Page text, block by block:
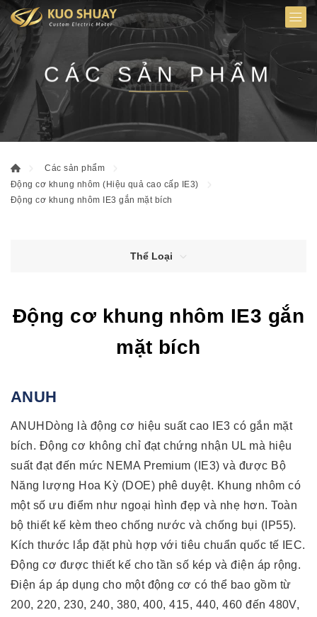
CÁC SẢN PHẨM
Các sản phẩm
Động cơ khung nhôm (Hiệu quả cao cấp IE3)
Động cơ khung nhôm IE3 gắn mặt bích
Thể Loại
Động cơ khung nhôm IE3 gắn
mặt bích
ANUH
ANUHDòng là động cơ hiệu suất cao IE3 có gắn mặt
bích. Động cơ không chỉ đạt chứng nhận UL mà hiệu
suất đạt đến mức NEMA Premium (IE3) và được Bộ
Năng lượng Hoa Kỳ (DOE) phê duyệt. Khung nhôm có
một số ưu điểm như ngoại hình đẹp và nhẹ hơn. Toàn
bộ thiết kế kèm theo chống nước và chống bụi (IP55).
Kích thước lắp đặt phù hợp với tiêu chuẩn quốc tế IEC.
Động cơ được thiết kế cho tần số kép và điện áp rộng.
Điện áp áp dụng cho một động cơ có thể bao gồm từ
200, 220, 230, 240, 380, 400, 415, 440, 460 đến 480V,